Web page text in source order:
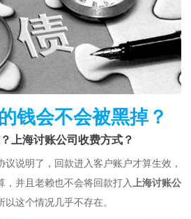
钱会不会被黑掉？
上海讨账公司收费方式？
说明了，回款进入客户账户才算生效，
，并且老赖也不会将回款打入上海讨账公
这个情况几乎不存在。